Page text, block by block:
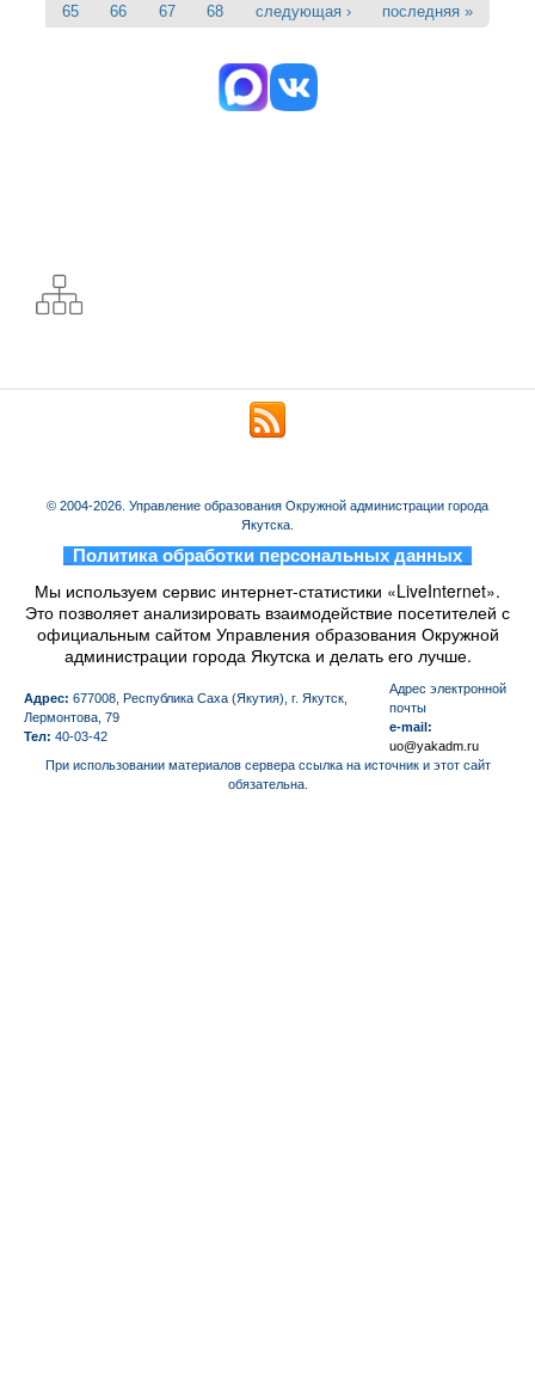
65
66 67 68 следующая › последняя »
© 2004-2026. Управление образования Окружной администрации города
Якутска.
Политика обработки персональных данных
Мы используем сервис интернет-статистики «LiveInternet».
Это позволяет анализировать взаимодействие посетителей с
официальным сайтом Управления образования Окружной
администрации города Якутска и делать его лучше.
Адрес: 677008, Республика Саха (Якутия), г. Якутск,
Лермонтова, 79
Тел: 40-03-42
Aдрес электронной
почты
e-mail:
uo@yakadm.ru
При использовании материалов сервера ссылка на источник и этот сайт
обязательна.